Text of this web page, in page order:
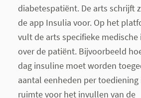
diabetespatiënt. De arts schrijft
de app Insulia voor. Op het
vult de arts specifieke
over de patiënt. Bijvoorbeeld
dag insuline moet worden
aantal eenheden per toediening
ruimte voor het invullen van de